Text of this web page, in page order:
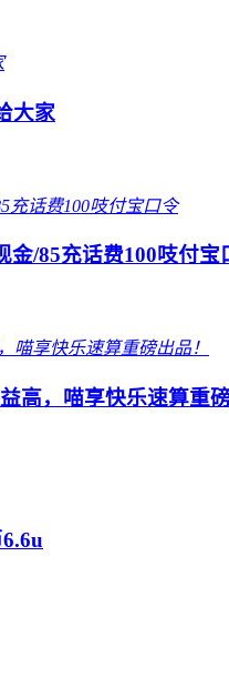
大家
金/85充话费100吱付宝
高，喵享快乐速算重磅